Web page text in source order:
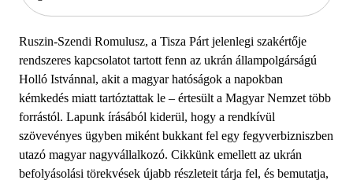
Ruszin-Szendi Romulusz, a Tisza Párt jelenlegi szakértője
rendszeres kapcsolatot tartott fenn az ukrán állampolgárságú
Holló Istvánnal, akit a magyar hatóságok a napokban
kémkedés miatt tartóztattak le – értesült a Magyar Nemzet több
forrástól. Lapunk írásából kiderül, hogy a rendkívül
szövevényes ügyben miként bukkant fel egy fegyverbizniszben
utazó magyar nagyvállalkozó. Cikkünk emellett az ukrán
befolyásolási törekvések újabb részleteit tárja fel, és bemutatja,